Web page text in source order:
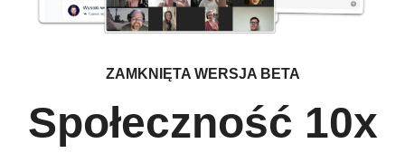
ZAMKNIĘTA WERSJA BETA
Społeczność 10x